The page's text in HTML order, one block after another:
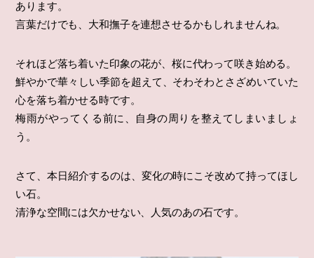
あります。
言葉だけでも、大和撫子を連想させるかもしれませんね。
それほど落ち着いた印象の花が、桜に代わって咲き始める。
鮮やかで華々しい季節を超えて、そわそわとさざめいていた
心を落ち着かせる時です。
梅雨がやってくる前に、自身の周りを整えてしまいましょ
う。
さて、本日紹介するのは、変化の時にこそ改めて持ってほし
い石。
清浄な空間には欠かせない、人気のあの石です。